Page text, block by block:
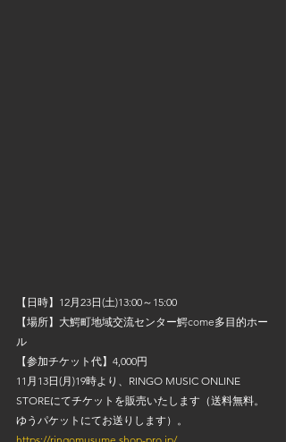
【日時】12月23日(土)13:00～15:00
【場所】大鰐町地域交流センター鰐come多目的ホー
ル
【参加チケット代】4,000円
11月13日(月)19時より、RINGO MUSIC ONLINE
STOREにてチケットを販売いたします（送料無料。
ゆうパケットにてお送りします）。